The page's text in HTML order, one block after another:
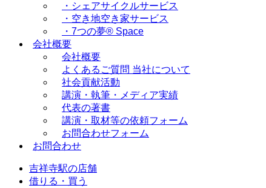
・シェアサイクルサービス
・空き地空き家サービス
・7つの夢® Space
会社概要
会社概要
よくあるご質問 当社について
社会貢献活動
講演・執筆・メディア実績
代表の著書
講演・取材等の依頼フォーム
お問合わせフォーム
お問合わせ
吉祥寺駅の店舗
借りる・買う